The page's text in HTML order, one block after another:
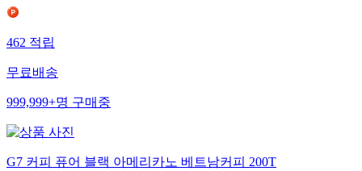
462적립
무료배송
999,999+명구매중
G7 커피 퓨어 블랙 아메리카노 베트남커피 200T